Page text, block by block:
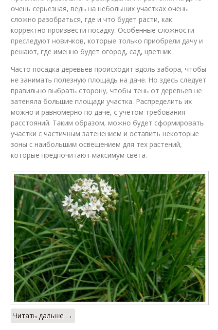
очень серьезная, ведь на небольших участках очень
сложно разобраться, где и что будет расти, как
корректно произвести посадку. Особенные сложности
преследуют новичков, которые только приобрели дачу и
решают, где именно будет огород, сад, цветник.
Часто посадка деревьев происходит вдоль забора, чтобы
не занимать полезную площадь на даче. Но здесь следует
правильно выбрать сторону, чтобы тень от деревьев не
затеняла большие площади участка. Распределить их
можно и равномерно по даче, с учетом требования
расстояний. Таким образом, можно будет сформировать
участки с частичным затенением и оставить некоторые
зоны с наибольшим освещением для тех растений,
которые предпочитают максимум света.
Читать дальше →